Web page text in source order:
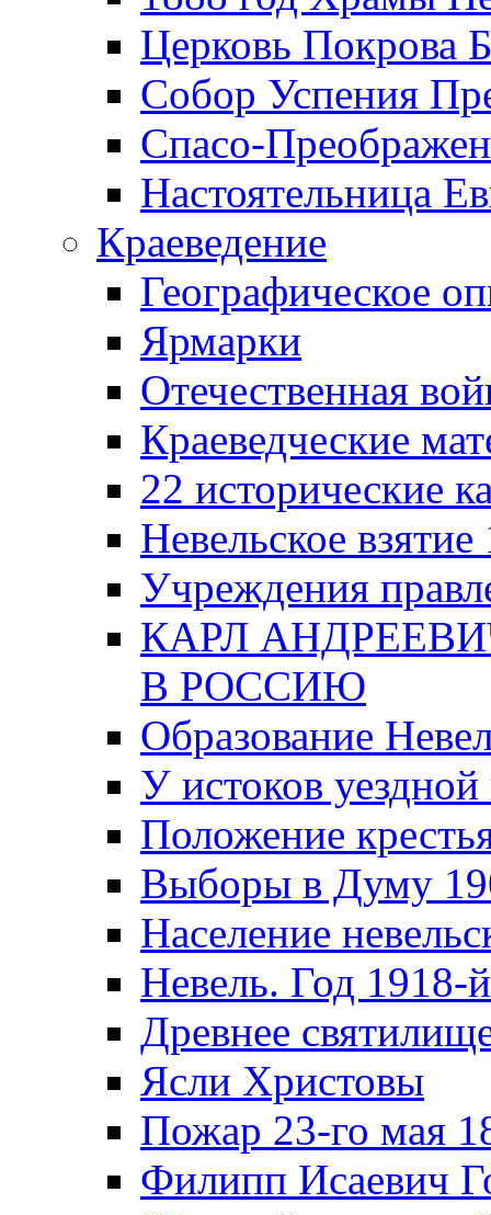
Церковь Покрова
Собор Успения
Спасо-
Настоятельница
Краеведение
Географическое
Ярмарки
Отечественная
Краеведческие
22 исторические
Невельское
Учреждения
КАРЛ
В РОССИЮ
Образование
У истоков
Положение
Выборы в Думу
Население
Невель. Год 1918-
Древнее
Ясли Христовы
Пожар 23-го мая
Филипп Исаевич